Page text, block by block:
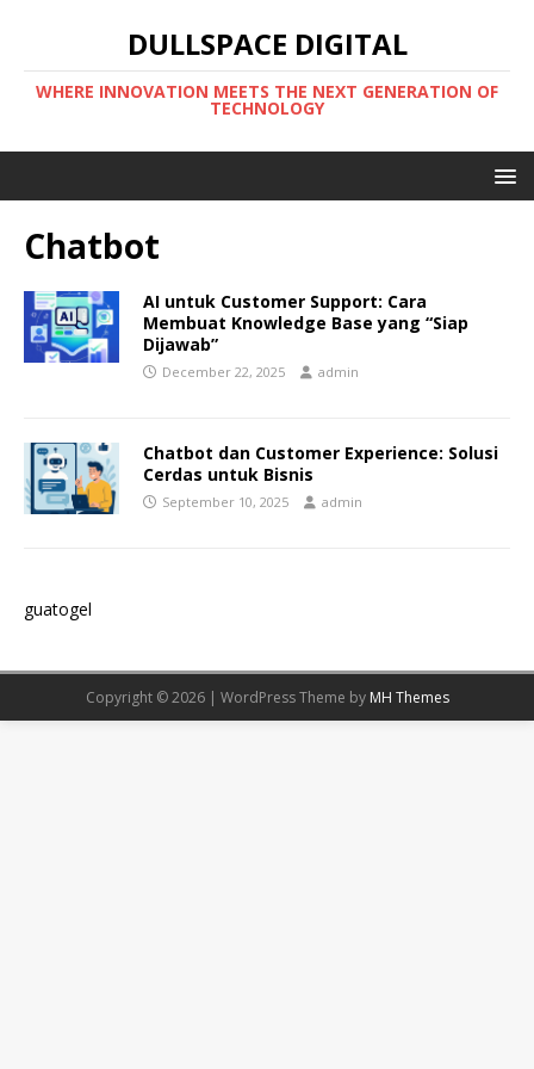
DULLSPACE DIGITAL
WHERE INNOVATION MEETS THE NEXT GENERATION OF
TECHNOLOGY
Chatbot
AI untuk Customer Support: Cara
Membuat Knowledge Base yang “Siap
Dijawab”
December 22, 2025 admin
Chatbot dan Customer Experience: Solusi
Cerdas untuk Bisnis
September 10, 2025 admin
guatogel
Copyright © 2026 | WordPress Theme by MH Themes